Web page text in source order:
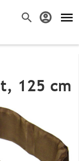
search account_circle menu
125 cm